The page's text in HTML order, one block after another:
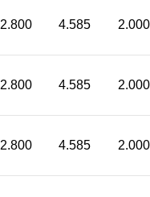
2.800 4.585 2.000
2.800 4.585 2.000
2.800 4.585 2.000